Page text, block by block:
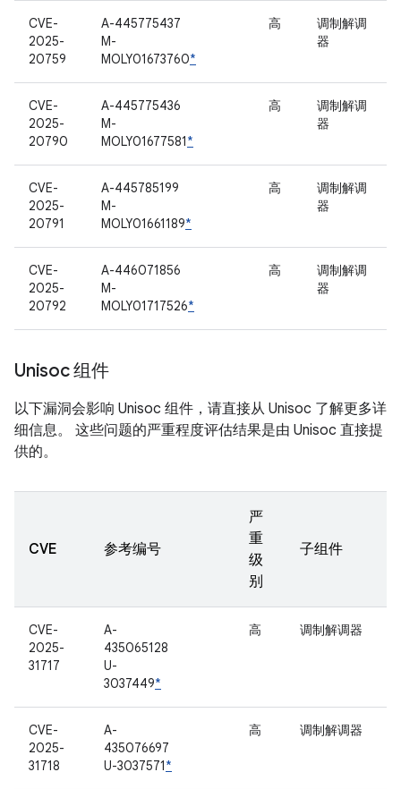
CVE-
2025-
20759
A-445775437
M-
MOLY01673760*
高
调制解调
器
CVE-
2025-
20790
A-445775436
M-
MOLY01677581*
高
调制解调
器
CVE-
2025-
20791
A-445785199
M-
MOLY01661189*
高
调制解调
器
CVE-
2025-
20792
A-446071856
M-
MOLY01717526*
高
调制解调
器
Unisoc 组件
以下漏洞会影响 Unisoc 组件，请直接从 Unisoc 了解更多详
细信息。 这些问题的严重程度评估结果是由 Unisoc 直接提
供的。
CVE 参考编号
严
重
级
别
子组件
CVE-
2025-
31717
A-
435065128
U-
3037449*
高 调制解调器
CVE-
2025-
31718
A-
435076697
U-3037571*
高 调制解调器